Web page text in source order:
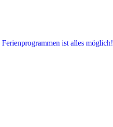
ist alles möglich!